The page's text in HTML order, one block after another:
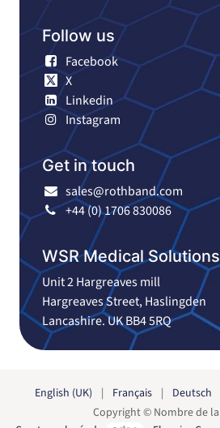
Follow us
Facebook
X
Linkedin
Instagram
Get in touch
sales@rothband.com
+44 (0) 1706 830086
WSR Medical
Unit 2 Hargreaves mill
Hargreaves Street, Haslingden
Lancashire. UK BB4 5RQ
Copyright © Nombre de
English (UK) | Français | Deutsch